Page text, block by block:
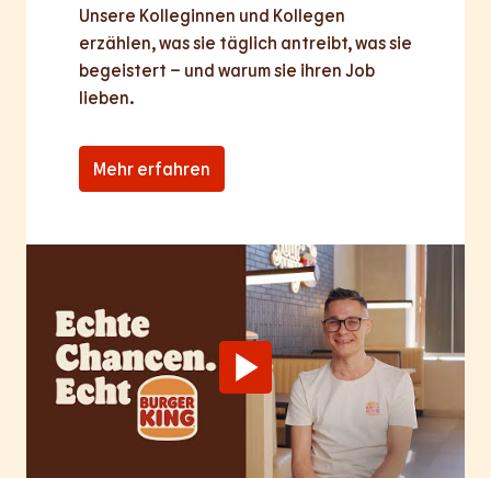
Unsere Kolleginnen und Kollegen
erzählen, was sie täglich antreibt, was sie
begeistert – und warum sie ihren Job
lieben.
Mehr erfahren